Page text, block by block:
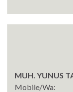
MUH. YUNUS
Mobile/Wa: